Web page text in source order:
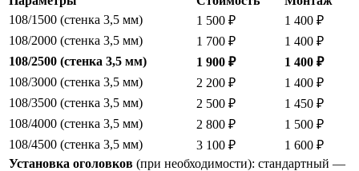
108/1500 (стенка 3,5 мм)
1 500 ₽
1 400 ₽
108/2000 (стенка 3,5 мм)
1 700 ₽
1 400 ₽
108/2500 (стенка 3,5 мм)
1 900 ₽
1 400 ₽
108/3000 (стенка 3,5 мм)
2 200 ₽
1 400 ₽
108/3500 (стенка 3,5 мм)
2 500 ₽
1 450 ₽
108/4000 (стенка 3,5 мм)
2 800 ₽
1 500 ₽
108/4500 (стенка 3,5 мм)
3 100 ₽
1 600 ₽
Установка оголовков (при необходимости): стандартный —